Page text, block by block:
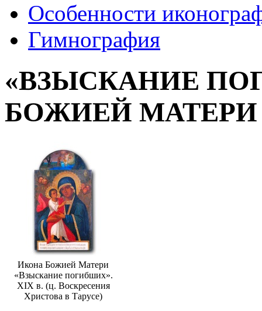
Особенности
Гимнография
«ВЗЫСКАНИЕ
БОЖИЕЙ МАТЕРИ
Икона Божией Матери
«Взыскание погибших».
XIX в. (ц. Воскресения
Христова в Тарусе)